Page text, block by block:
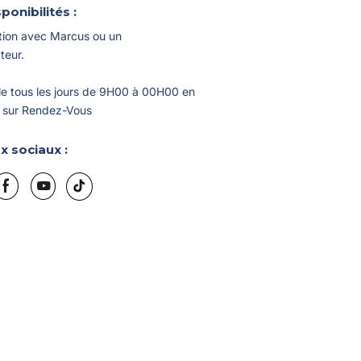
:
avec Marcus ou un
tous les jours de 9H00 à 00H00 en
Rendez-Vous
sociaux :